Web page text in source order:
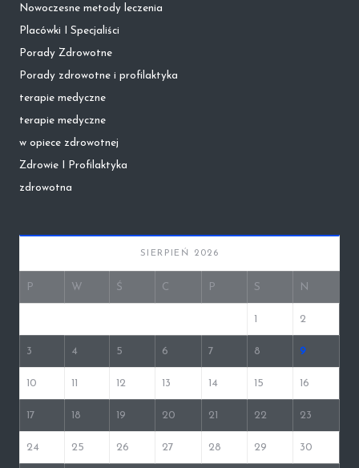
Nowoczesne metody leczenia
Placówki I Specjaliści
Porady Zdrowotne
Porady zdrowotne i profilaktyka
terapie medyczne
terapie medyczne
w opiece zdrowotnej
Zdrowie I Profilaktyka
zdrowotna
SIERPIEŃ 2026
P W Ś C P S N
1 2
3 4 5 6 7 8 9
10 11 12 13 14 15 16
17 18 19 20 21 22 23
24 25 26 27 28 29 30